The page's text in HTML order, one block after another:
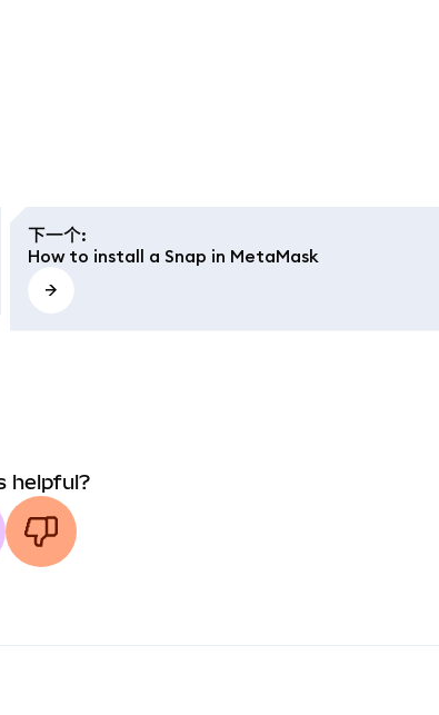
下一个:
How to install a Snap in MetaMask
helpful?